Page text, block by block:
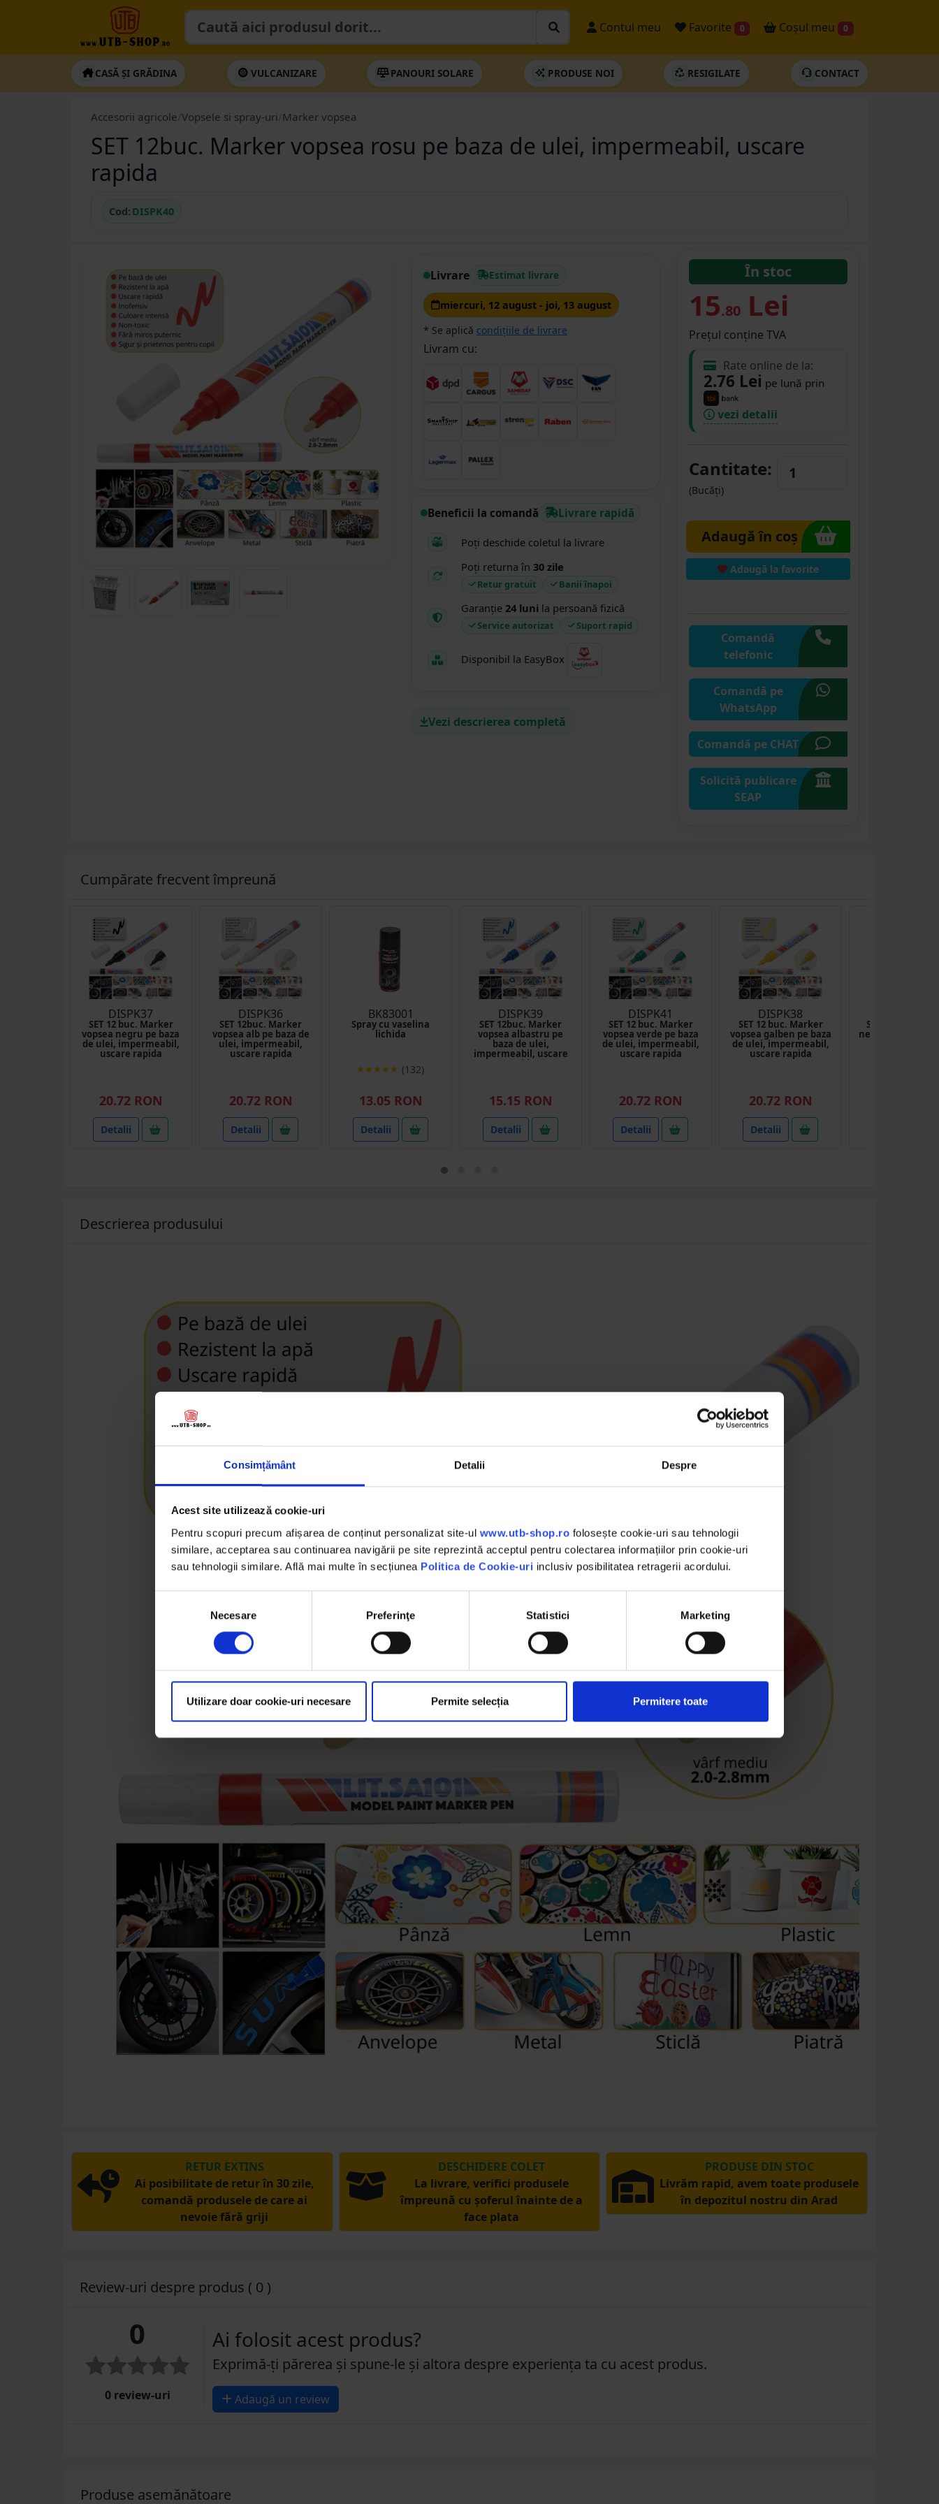
Consimțământ Detalii Despre
Acest site utilizează cookie-uri
Pentru scopuri precum afișarea de conținut personalizat site-ul www.utb-shop.ro folosește cookie-uri sau tehnologii
similare, acceptarea sau continuarea navigării pe site reprezintă acceptul pentru colectarea informațiilor prin cookie-uri
sau tehnologii similare. Află mai multe în secțiunea Politica de Cookie-uri inclusiv posibilitatea retragerii acordului.
consimțământului
Necesare Preferinţe Statistici Marketing
Utilizare doar cookie-uri necesare Permite selecția Permitere toate
Contul meu Favorite 0 Coșul meu 0
CASĂ ȘI GRĂDINA VULCANIZARE PANOURI SOLARE PRODUSE NOI RESIGILATE CONTACT
Accesorii agricole Vopsele si spray-uri Marker vopsea
SET 12buc. Marker vopsea rosu pe baza de ulei, impermeabil, uscare
rapida
Cod: DISPK40
Livrare Estimat livrare
miercuri, 12 august - joi, 13 august
* Se aplică condițiile de livrare
Livram cu:
Beneficii la comandă Livrare rapidă
Poți deschide coletul la livrare
Poți returna în 30 zile
Retur gratuit Banii înapoi
Garanție 24 luni la persoană fizică
Service autorizat Suport rapid
Disponibil la EasyBox
Vezi descrierea completă
În stoc
15.80 Lei
Prețul conține TVA
Rate online de la:
2.76 Lei pe lună prin
vezi detalii
Cantitate:
(Bucăți)
Adaugă în coș
Adaugă la favorite
Comandă
telefonic
Comandă pe
WhatsApp
Comandă pe CHAT
Solicită publicare
SEAP
Cumpărate frecvent împreună
DISPK37
SET 12 buc. Marker
vopsea negru pe baza
de ulei, impermeabil,
uscare rapida
20.72 RON
Detalii
DISPK36
SET 12buc. Marker
vopsea alb pe baza de
ulei, impermeabil,
uscare rapida
20.72 RON
Detalii
BK83001
Spray cu vaselina
lichida
(132)
13.05 RON
Detalii
DISPK39
SET 12buc. Marker
vopsea albastru pe
baza de ulei,
impermeabil, uscare
rapida
15.15 RON
Detalii
DISPK41
SET 12 buc. Marker
vopsea verde pe baza
de ulei, impermeabil,
uscare rapida
20.72 RON
Detalii
DISPK38
SET 12 buc. Marker
vopsea galben pe baza
de ulei, impermeabil,
uscare rapida
20.72 RON
Detalii
Spray vopsea
negru lucios 039
Descrierea produsului
RETUR EXTINS
Ai posibilitate de retur în 30 zile,
comandă produsele de care ai
nevoie fără griji
DESCHIDERE COLET
La livrare, verifici produsele
împreună cu șoferul înainte de a
face plata
PRODUSE DIN STOC
Livrăm rapid, avem toate produsele
în depozitul nostru din Arad
Review-uri despre produs ( 0 )
0
0 review-uri
Ai folosit acest produs?
Exprimă-ți părerea și spune-le și altora despre experiența ta cu acest produs.
Adaugă un review
Produse asemănătoare